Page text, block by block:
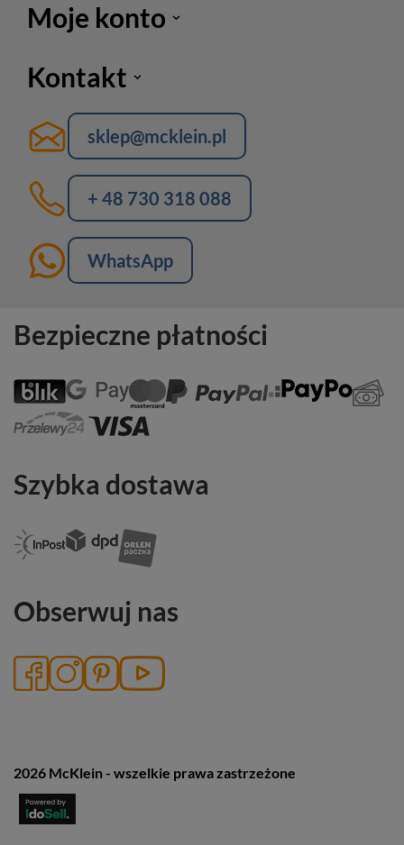
Moje konto
Kontakt
sklep@mcklein.pl
+ 48 730 318 088
WhatsApp
Bezpieczne płatności
Szybka dostawa
Obserwuj nas
2026 McKlein - wszelkie prawa zastrzeżone